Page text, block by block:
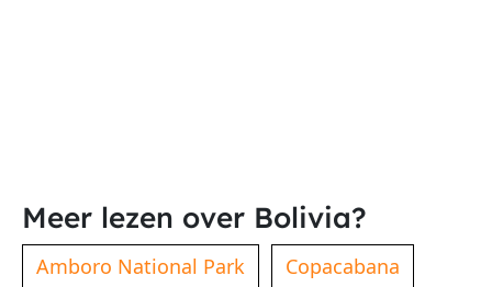
Meer lezen over Bolivia?
Amboro National Park
Copacabana